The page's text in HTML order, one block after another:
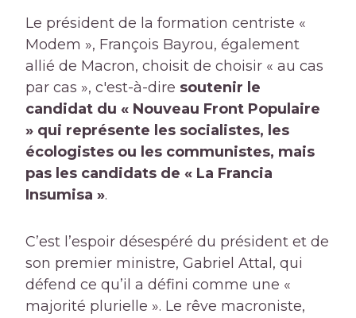
Le président de la formation centriste «
Modem », François Bayrou, également
allié de Macron, choisit de choisir « au cas
par cas », c'est-à-dire soutenir le
candidat du « Nouveau Front Populaire
» qui représente les socialistes, les
écologistes ou les communistes, mais
pas les candidats de « La Francia
Insumisa ».
C’est l’espoir désespéré du président et de
son premier ministre, Gabriel Attal, qui
défend ce qu’il a défini comme une «
majorité plurielle ». Le rêve macroniste,